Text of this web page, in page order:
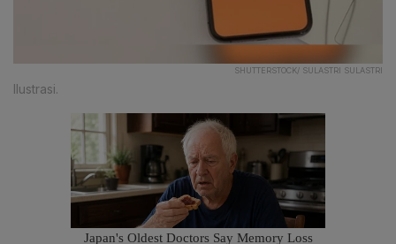
SHUTTERSTOCK/ SULASTRI SULASTRI
Ilustrasi.